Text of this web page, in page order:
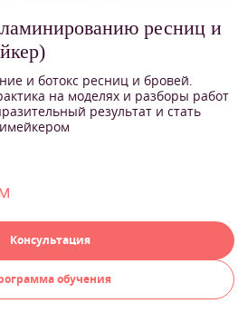
ресниц и
и ботокс ресниц и бровей.
на моделях и разборы работ
результат и стать
Консультация
обучения